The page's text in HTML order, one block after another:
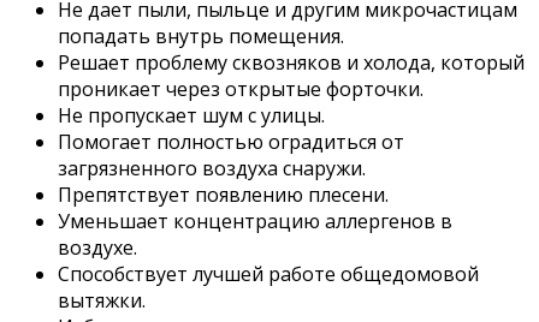
Не дает пыли, пыльце и другим микрочастицам
попадать внутрь помещения.
Решает проблему сквозняков и холода, который
проникает через открытые форточки.
Не пропускает шум с улицы.
Помогает полностью оградиться от
загрязненного воздуха снаружи.
Препятствует появлению плесени.
Уменьшает концентрацию аллергенов в
воздухе.
Способствует лучшей работе общедомовой
вытяжки.